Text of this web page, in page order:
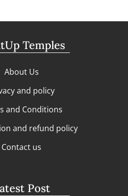
Temples
About Us
and policy
and Conditions
and refund policy
Contact us
Post